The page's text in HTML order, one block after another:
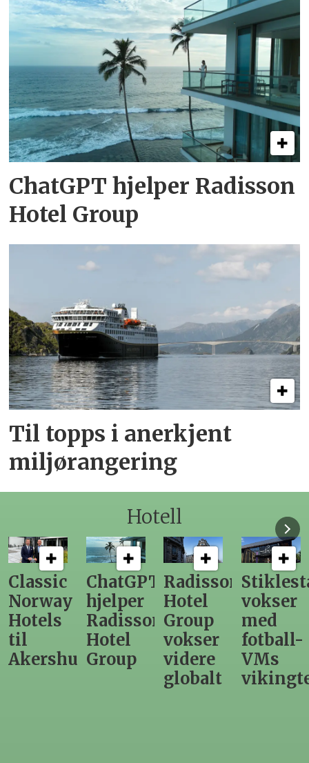
ChatGPT hjelper Radisson
Hotel Group
Til topps i anerkjent
miljørangering
Hotell
Classic
Norway
Hotels
til
Akershus
ChatGPT
hjelper
Radisson
Hotel
Group
Radisson
Hotel
Group
vokser
videre
globalt
vokser
med
fotball-
VMs